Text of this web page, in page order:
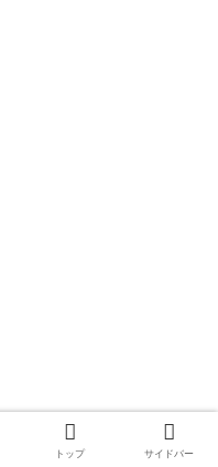
トップ サイドバー